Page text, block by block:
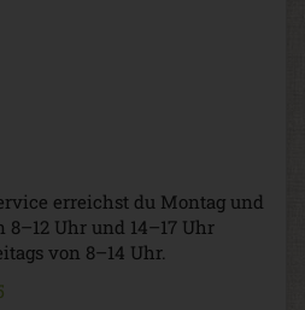
erreichst du Montag und
Uhr und 14–17 Uhr
von 8–14 Uhr.